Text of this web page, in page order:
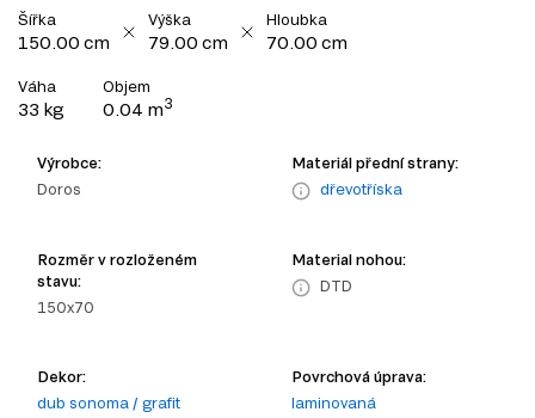
Šířka
150.00 cm
Výška
79.00 cm
Hloubka
70.00 cm
Váha
33 kg
Objem
0.04 m3
Výrobce:
Doros
Materiál přední strany:
dřevotříska
Rozměr v rozloženém
stavu:
150x70
Material nohou:
DTD
Dekor:
dub sonoma / grafit
Povrchová úprava:
laminovaná